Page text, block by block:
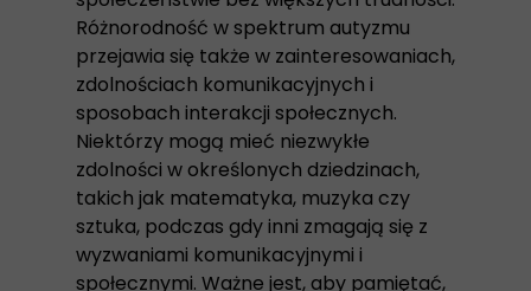
Różnorodność w spektrum autyzmu
przejawia się także w zainteresowaniach,
zdolnościach komunikacyjnych i
sposobach interakcji społecznych.
Niektórzy mogą mieć niezwykłe
zdolności w określonych dziedzinach,
takich jak matematyka, muzyka czy
sztuka, podczas gdy inni zmagają się z
wyzwaniami komunikacyjnymi i
społecznymi. Ważne jest, aby pamiętać,